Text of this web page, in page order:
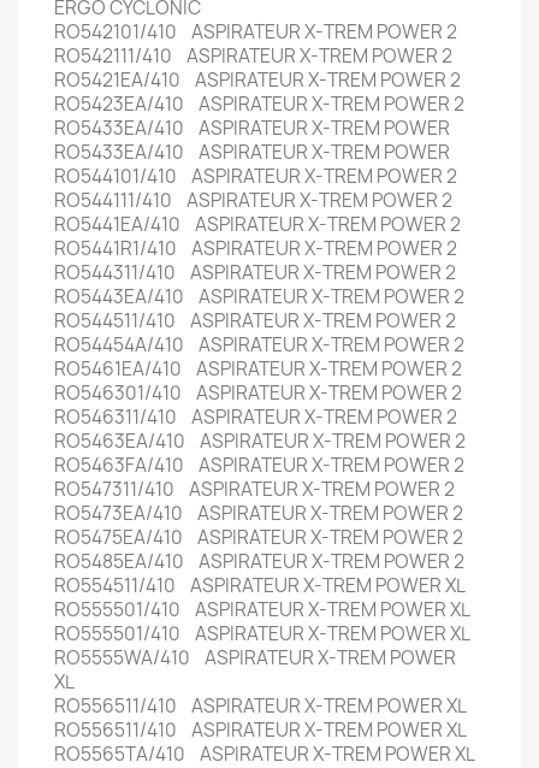
ERGO CYCLONIC
RO542101/410 ASPIRATEUR X-TREM POWER 2
RO542111/410 ASPIRATEUR X-TREM POWER 2
RO5421EA/410 ASPIRATEUR X-TREM POWER 2
RO5423EA/410 ASPIRATEUR X-TREM POWER 2
RO5433EA/410 ASPIRATEUR X-TREM POWER
RO5433EA/410 ASPIRATEUR X-TREM POWER
RO544101/410 ASPIRATEUR X-TREM POWER 2
RO544111/410 ASPIRATEUR X-TREM POWER 2
RO5441EA/410 ASPIRATEUR X-TREM POWER 2
RO5441R1/410 ASPIRATEUR X-TREM POWER 2
RO544311/410 ASPIRATEUR X-TREM POWER 2
RO5443EA/410 ASPIRATEUR X-TREM POWER 2
RO544511/410 ASPIRATEUR X-TREM POWER 2
RO54454A/410 ASPIRATEUR X-TREM POWER 2
RO5461EA/410 ASPIRATEUR X-TREM POWER 2
RO546301/410 ASPIRATEUR X-TREM POWER 2
RO546311/410 ASPIRATEUR X-TREM POWER 2
RO5463EA/410 ASPIRATEUR X-TREM POWER 2
RO5463FA/410 ASPIRATEUR X-TREM POWER 2
RO547311/410 ASPIRATEUR X-TREM POWER 2
RO5473EA/410 ASPIRATEUR X-TREM POWER 2
RO5475EA/410 ASPIRATEUR X-TREM POWER 2
RO5485EA/410 ASPIRATEUR X-TREM POWER 2
RO554511/410 ASPIRATEUR X-TREM POWER XL
RO555501/410 ASPIRATEUR X-TREM POWER XL
RO555501/410 ASPIRATEUR X-TREM POWER XL
RO5555WA/410 ASPIRATEUR X-TREM POWER
XL
RO556511/410 ASPIRATEUR X-TREM POWER XL
RO556511/410 ASPIRATEUR X-TREM POWER XL
RO5565TA/410 ASPIRATEUR X-TREM POWER XL